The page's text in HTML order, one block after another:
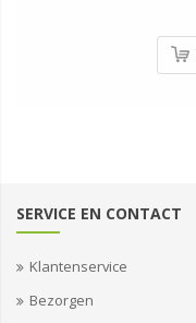
SERVICE EN CONTACT
Klantenservice
Bezorgen